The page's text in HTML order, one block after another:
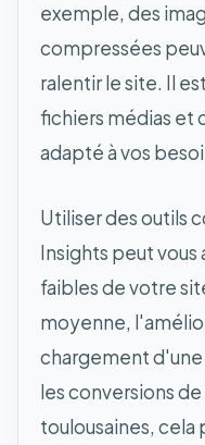
exemple, des
compressées
ralentir le site. Il
fichiers médias et
adapté à vos
Utiliser des outils
Insights peut
faibles de votre
moyenne,
chargement
les conversions de
toulousaines, cela